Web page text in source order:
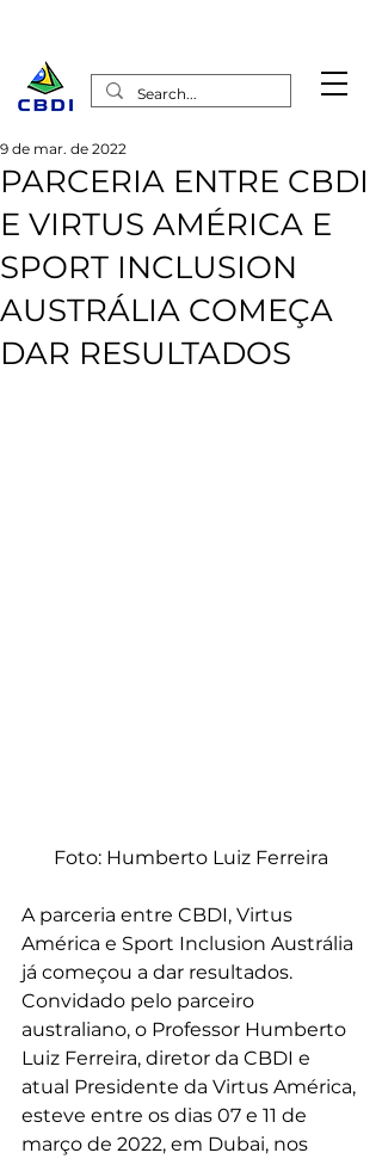
PARCERIA ENTRE CBDI
E VIRTUS AMÉRICA E
SPORT INCLUSION
AUSTRÁLIA COMEÇA
DAR RESULTADOS
9 de mar. de 2022
Foto: Humberto Luiz Ferreira
A parceria entre CBDI, Virtus
América e Sport Inclusion Austrália
já começou a dar resultados.
Convidado pelo parceiro
australiano, o Professor Humberto
Luiz Ferreira, diretor da CBDI e
atual Presidente da Virtus América,
esteve entre os dias 07 e 11 de
março de 2022, em Dubai, nos